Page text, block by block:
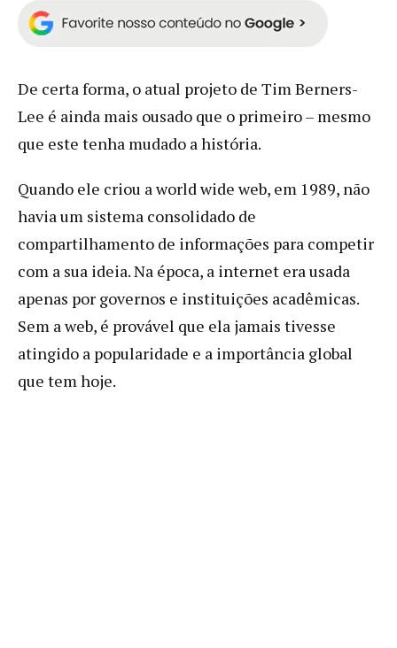
De certa forma, o atual projeto de Tim Berners-
Lee é ainda mais ousado que o primeiro – mesmo
que este tenha mudado a história.
Quando ele criou a world wide web, em 1989, não
havia um sistema consolidado de
compartilhamento de informações para competir
com a sua ideia. Na época, a internet era usada
apenas por governos e instituições acadêmicas.
Sem a web, é provável que ela jamais tivesse
atingido a popularidade e a importância global
que tem hoje.